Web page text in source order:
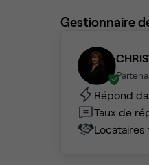
Gestionnaire
Répond
Taux de
Locataires